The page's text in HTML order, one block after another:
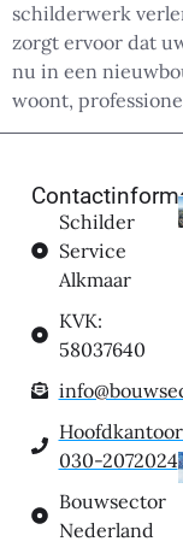
schilderwerk
zorgt ervoor dat
nu in een
woont,
Schilder
Service
Alkmaar
KVK:
58037640
030-2072024
Bouwsector
Nederland